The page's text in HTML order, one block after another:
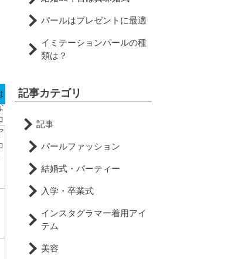
パールはプレゼントに最適
イミテーションパールの種
類は？
記事カテゴリ
記事
パールファッション
結婚式・パーティー
入学・卒業式
インスタグラマー着用アイ
テム
美容